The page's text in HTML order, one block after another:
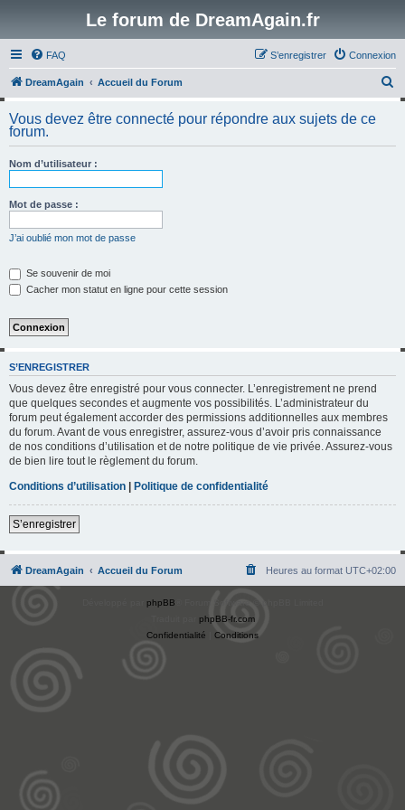
Le forum de DreamAgain.fr
FAQ Connexion
S’enregistrer
DreamAgain Accueil du Forum
h
Vous devez être connecté pour répondre aux sujets de ce
forum.
Nom d’utilisateur :
Mot de passe :
J’ai oublié mon mot de passe
Se souvenir de moi
Cacher mon statut en ligne pour cette session
S’ENREGISTRER
Vous devez être enregistré pour vous connecter. L’enregistrement ne prend
que quelques secondes et augmente vos possibilités. L’administrateur du
forum peut également accorder des permissions additionnelles aux membres
du forum. Avant de vous enregistrer, assurez-vous d’avoir pris connaissance
de nos conditions d’utilisation et de notre politique de vie privée. Assurez-vous
de bien lire tout le règlement du forum.
Conditions d’utilisation | Politique de confidentialité
S’enregistrer
DreamAgain Accueil du Forum Heures au format UTC+02:00
phpBB
phpBB-fr.com
Confidentialité
Conditions